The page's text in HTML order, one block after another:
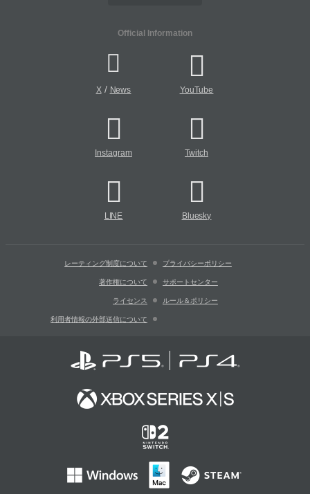
Official Information
X/ News YouTube
Instagram Twitch
LINE Bluesky
レーティング制度について プライバシーポリシー
著作権について サポートセンター
ライセンス ルール＆ポリシー
利用者情報の外部送信について